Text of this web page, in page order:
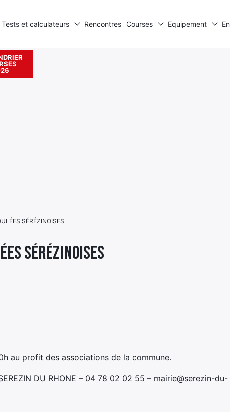
SÉRÉZINOISES
SÉRÉZINOISES
au profit des associations de la commune.
DU RHONE – 04 78 02 02 55 – mairie@serezin-du-
Tests et calculateurs Rencontres Courses Equipement